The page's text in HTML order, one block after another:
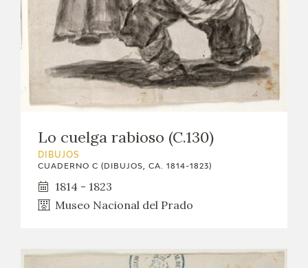
Lo cuelga rabioso (C.130)
DIBUJOS
CUADERNO C (DIBUJOS, CA. 1814-1823)
1814 - 1823
Museo Nacional del Prado